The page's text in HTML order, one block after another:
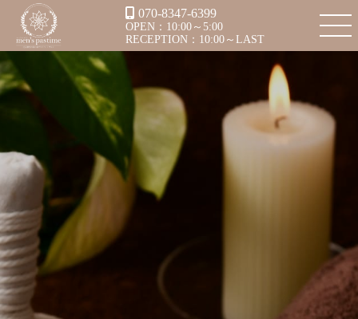
070-8347-6399
OPEN：10:00～5:00
RECEPTION：10:00～LAST